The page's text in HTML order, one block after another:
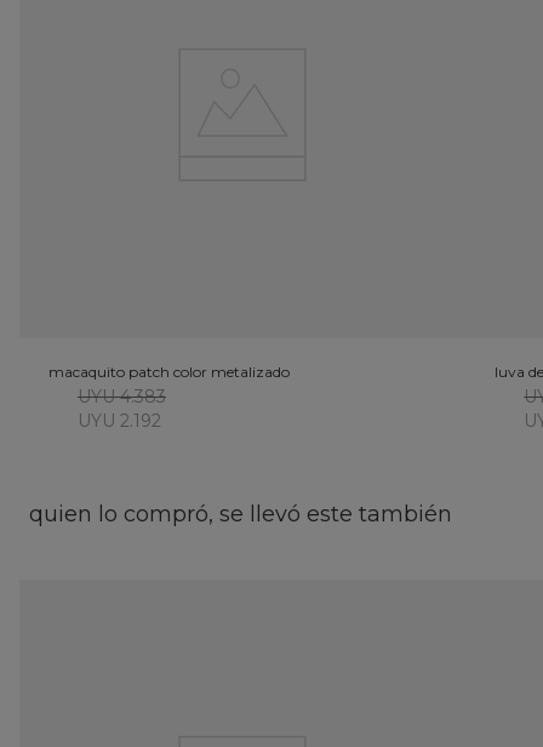
macaquito patch color metalizado
UYU 4.383
UYU 2.192
luva
quien lo compró, se llevó este también